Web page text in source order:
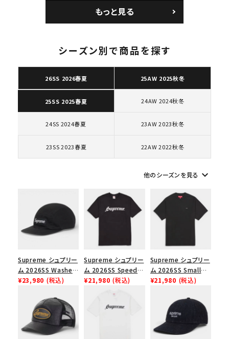
キーワードから探す
search
2026SS
Tシャツ・ロングスリーブ
カテゴリーから探す
コラボレーションブランドから探す
並び順
円 ～
円
在庫のない商品を表示する
カー ホワイト 白
もっと見る
シーズン別で商品を探す
26SS 2026春夏 25AW 2025秋冬
25SS 2025春夏 24AW 2024秋冬
24SS 2024春夏 23AW 2023秋冬
23SS 2023春夏 22AW 2022秋冬
他のシーズンを見る keyboard_arrow_down
Supreme シュプリー
ム 2026SS Washed
Chino Twill Camp
ノツイル キャンプキャ
ップ ブラック
¥23,980 (税込)
Supreme シュプリー
ム 2026SS Speed
Tee スピードTシャツ
¥21,980 (税込)
Supreme シュプリー
ム 2026SS Small
Box Tee スモールボ
¥21,980 (税込)